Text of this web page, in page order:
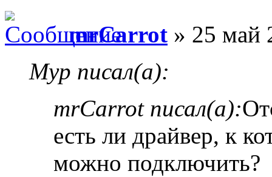
mrCarrot » 25 май
Myp писал(а):
mrCarrot писал(а):
есть ли драйвер, к
можно подключить?